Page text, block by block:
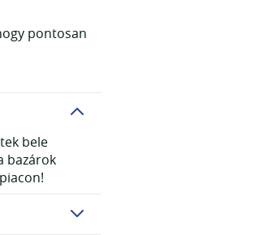
pontosan
bele
bazárok